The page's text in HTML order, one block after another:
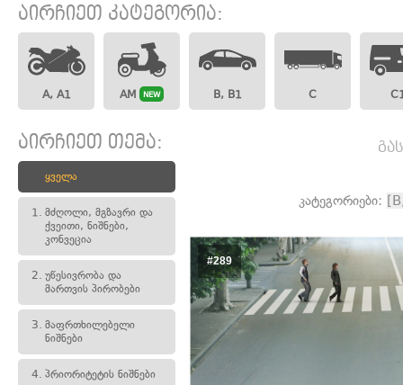
აირჩიეთ კატეგორია:
A, A1 AM NEW B, B1 C
აირჩიეთ თემა:
ყველა
1. მძღოლი, მგზავრი და
ქვეითი, ნიშნები,
კონვეცია
2. უწესივრობა და
მართვის პირობები
3. მაფრთხილებელი
ნიშნები
4. პრიორიტეტის ნიშნები
კატეგორიები:
#289